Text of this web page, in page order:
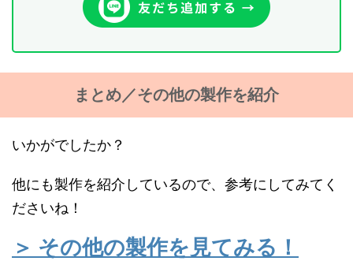
まとめ／その他の製作を紹介
いかがでしたか？
他にも製作を紹介しているので、参考にしてみてく
ださいね！
＞ その他の製作を見てみる！